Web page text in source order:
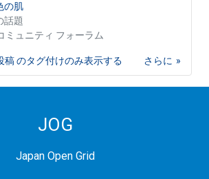
の肌
話題
ミュニティ フォーラム
さらに
稿 のタグ付けのみ表示する
JOG
Japan Open Grid